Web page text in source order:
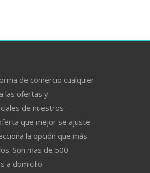
de comercio cualquier
las ofertas y
de nuestros
que mejor se ajuste
la opción que más
Son mas de 500
a domicilio